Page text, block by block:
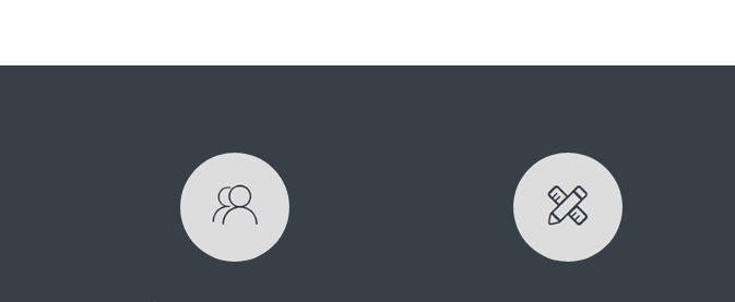
还是文字，都以上下模块方式显示，省略了一些不影响主体展示的次要部
或者服务器上面就可以访问了 如果你的文件夹里面包含一些动态网页文
后，下载MetInfo的网站模板，解压开就会发现里面有许多的php动态网页
文件，这些我们都不需要管，只需要将下载解压的文件夹：如下方（文件
夹名字可能不一样），可以使用FTP工具上传